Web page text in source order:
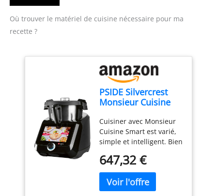
Où trouver le matériel de cuisine nécessaire pour ma
recette ?
PSIDE Silvercrest
Monsieur Cuisine
SKMS 1200 B1 1200
W Noir
Cuisiner avec Monsieur
Cuisine Smart est varié,
simple et intelligent. Bien
trop court. Grâce à sa
technologie intelligente
et à ses multiples
fonctions de cuisson, il
647,32 €